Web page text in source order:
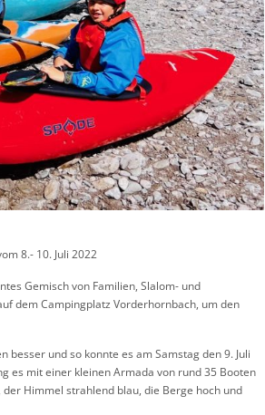
8.- 10. Juli 2022
Gemisch von Familien, Slalom- und
dem Campingplatz Vorderhornbach, um den
besser und so konnte es am Samstag den 9. Juli
es mit einer kleinen Armada von rund 35 Booten
Himmel strahlend blau, die Berge hoch und